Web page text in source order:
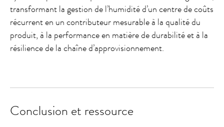
transformant la gestion de l’humidité d’un centre de coûts
récurrent en un contributeur mesurable à la qualité du
produit, à la performance en matière de durabilité et à la
résilience de la chaîne d’approvisionnement.
Conclusion et ressource